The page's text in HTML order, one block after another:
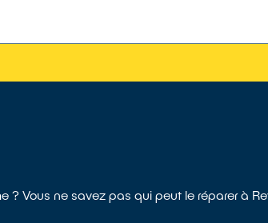
? Vous ne savez pas qui peut le réparer à